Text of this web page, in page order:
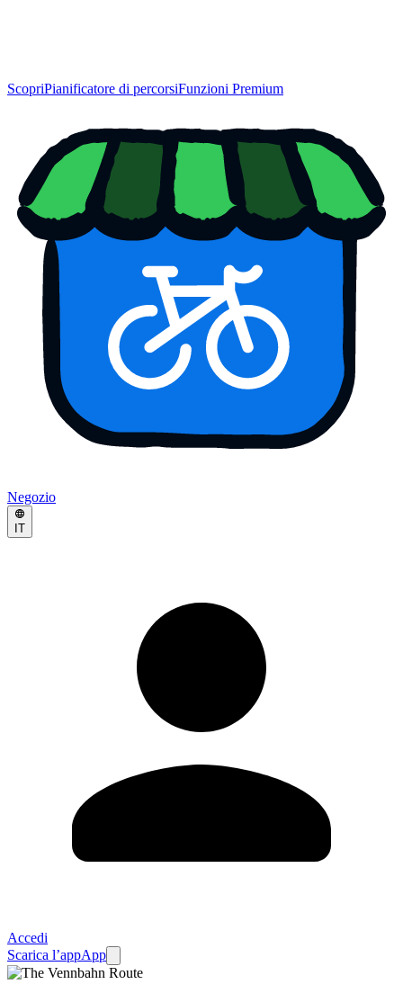
ScopriPianificatore di percorsiFunzioni Premium
Negozio
IT
Accedi
Scarica l’appApp